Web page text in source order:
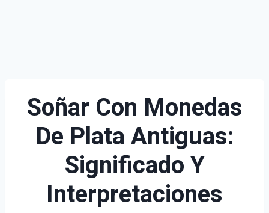
Soñar Con Monedas
De Plata Antiguas:
Significado Y
Interpretaciones